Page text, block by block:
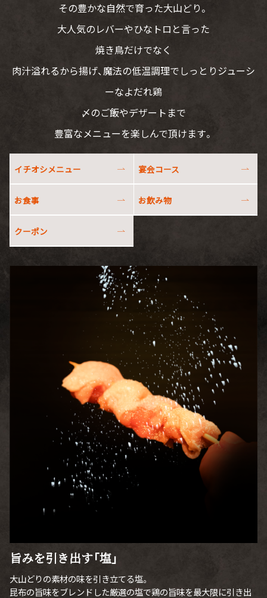
その豊かな自然で育った大山どり。
大人気のレバーやひなトロと言った
焼き鳥だけでなく
肉汁溢れるから揚げ、魔法の低温調理でしっとりジューシ
ーなよだれ鶏
〆のご飯やデザートまで
豊富なメニューを楽しんで頂けます。
イチオシメニュー 宴会コース
お食事 お飲み物
クーポン
旨みを引き出す「塩」
大山どりの素材の味を引き立てる塩。
昆布の旨味をブレンドした厳選の塩で鶏の旨味を最大限に引き出